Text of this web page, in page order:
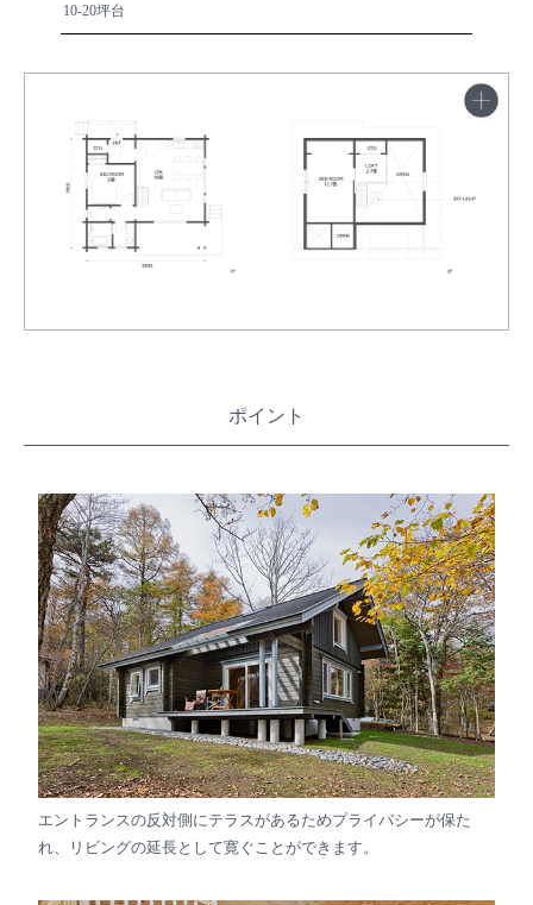
10-20坪台
ポイント
エントランスの反対側にテラスがあるためプライバシーが保た
れ、リビングの延長として寛ぐことができます。